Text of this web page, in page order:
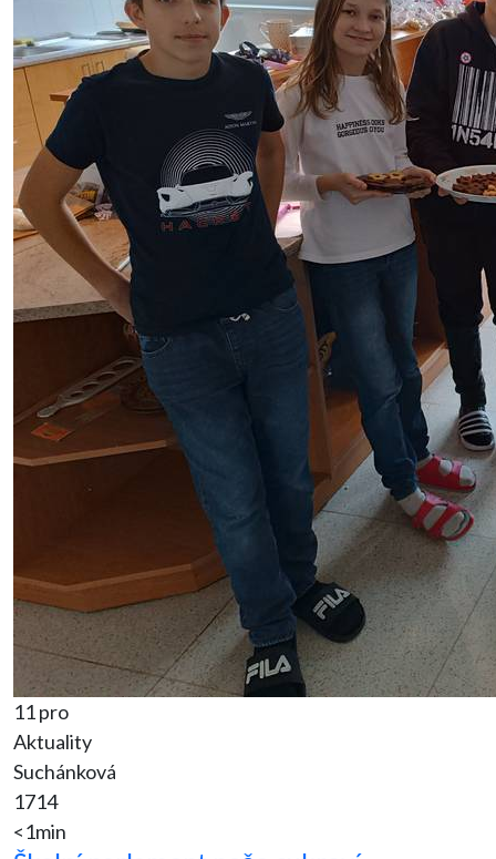
11 pro
Aktuality
Suchánková
1714
<1min